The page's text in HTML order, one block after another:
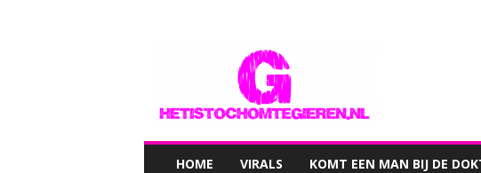
HOME VIRALS KOMT EEN MAN BIJ DE